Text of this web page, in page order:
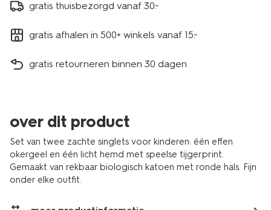
gratis thuisbezorgd vanaf 30.-
gratis afhalen in 500+ winkels vanaf 15.-
gratis retourneren binnen 30 dagen
over dit product
Set van twee zachte singlets voor kinderen: één effen
okergeel en één licht hemd met speelse tijgerprint.
Gemaakt van rekbaar biologisch katoen met ronde hals. Fijn
onder elke outfit.